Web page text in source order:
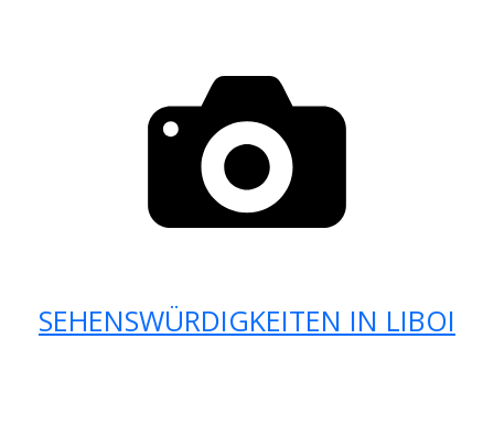
SEHENSWÜRDIGKEITEN IN LIBOI